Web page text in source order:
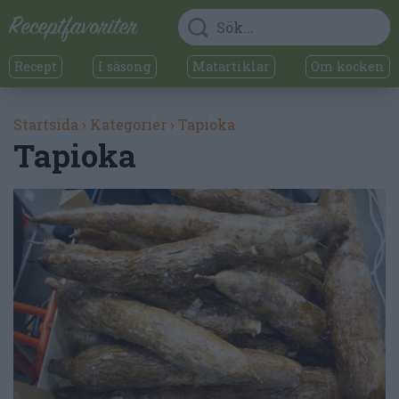
Recept I säsong Matartiklar Om kocken
Startsida › Kategorier › Tapioka
Tapioka